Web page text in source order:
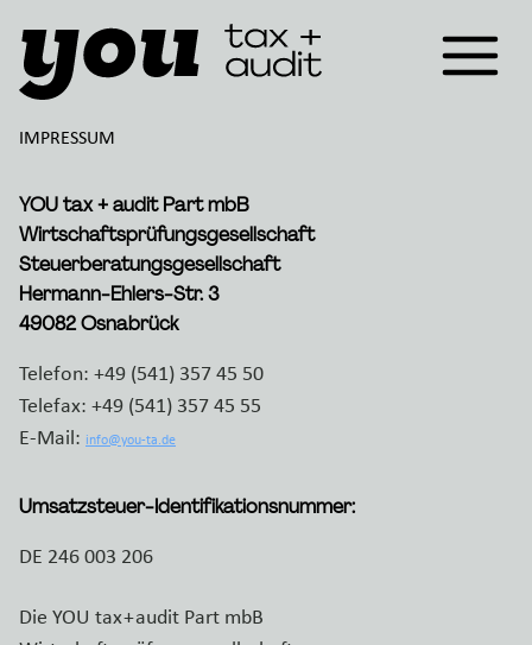
IMPRESSUM
YOU tax + audit Part mbB
Wirtschaftsprüfungsgesellschaft
Steuerberatungsgesellschaft
Hermann-Ehlers-Str. 3
49082 Osnabrück
Telefon: +49 (541) 357 45 50
Telefax: +49 (541) 357 45 55
E-Mail: info@you-ta.de
Umsatzsteuer-Identifikationsnummer:
DE 246 003 206
Die YOU tax + audit Part mbB